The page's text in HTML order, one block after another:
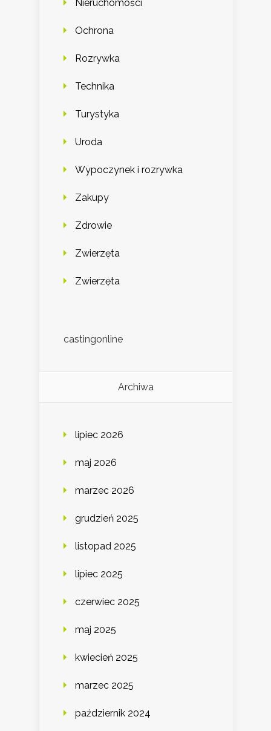
Nieruchomości
Ochrona
Rozrywka
Technika
Turystyka
Uroda
Wypoczynek i rozrywka
Zakupy
Zdrowie
Zwierzęta
Zwierzęta
castingonline
Archiwa
lipiec 2026
maj 2026
marzec 2026
grudzień 2025
listopad 2025
lipiec 2025
czerwiec 2025
maj 2025
kwiecień 2025
marzec 2025
październik 2024